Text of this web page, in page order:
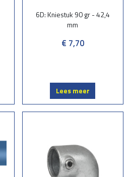
6D: Kniestuk 90 gr - 42,4
mm
€ 7,70
Lees meer